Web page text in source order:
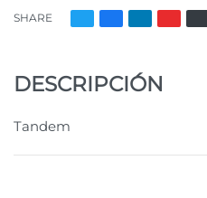
SHARE
DESCRIPCIÓN
Tandem